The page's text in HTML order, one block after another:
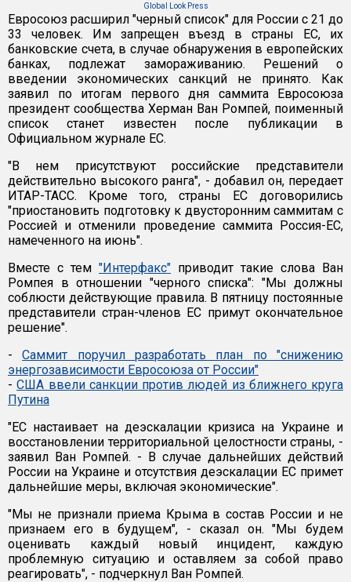
Global Look Press
Евросоюз расширил "черный список" для России с 21 до
33 человек. Им запрещен въезд в страны ЕС, их
банковские счета, в случае обнаружения в европейских
банках, подлежат замораживанию. Решений о
введении экономических санкций не принято. Как
заявил по итогам первого дня саммита Евросоюза
президент сообщества Херман Ван Ромпей, поименный
список станет известен после публикации в
Официальном журнале ЕС.
"В нем присутствуют российские представители
действительно высокого ранга", - добавил он, передает
ИТАР-ТАСС. Кроме того, страны ЕС договорились
"приостановить подготовку к двусторонним саммитам с
Россией и отменили проведение саммита Россия-ЕС,
намеченного на июнь".
Вместе с тем "Интерфакс" приводит такие слова Ван
Ромпея в отношении "черного списка": "Мы должны
соблюсти действующие правила. В пятницу постоянные
представители стран-членов ЕС примут окончательное
решение".
-Саммит поручил разработать план по "снижению
энергозависимости Евросоюза от России"
-США ввели санкции против людей из ближнего круга
Путина
"ЕС настаивает на деэскалации кризиса на Украине и
восстановлении территориальной целостности страны, -
заявил Ван Ромпей. - В случае дальнейших действий
России на Украине и отсутствия деэскалации ЕС примет
дальнейшие меры, включая экономические".
"Мы не признали приема Крыма в состав России и не
признаем его в будущем", - сказал он. "Мы будем
оценивать каждый новый инцидент, каждую
проблемную ситуацию и оставляем за собой право
реагировать", - подчеркнул Ван Ромпей.